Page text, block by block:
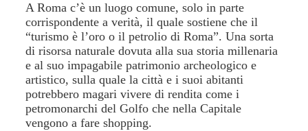
A Roma c’è un luogo comune, solo in parte
corrispondente a verità, il quale sostiene che il
“turismo è l’oro o il petrolio di Roma”. Una sorta
di risorsa naturale dovuta alla sua storia millenaria
e al suo impagabile patrimonio archeologico e
artistico, sulla quale la città e i suoi abitanti
potrebbero magari vivere di rendita come i
petromonarchi del Golfo che nella Capitale
vengono a fare shopping.